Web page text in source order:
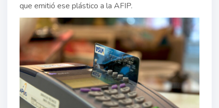
que emitió ese plástico a la AFIP.